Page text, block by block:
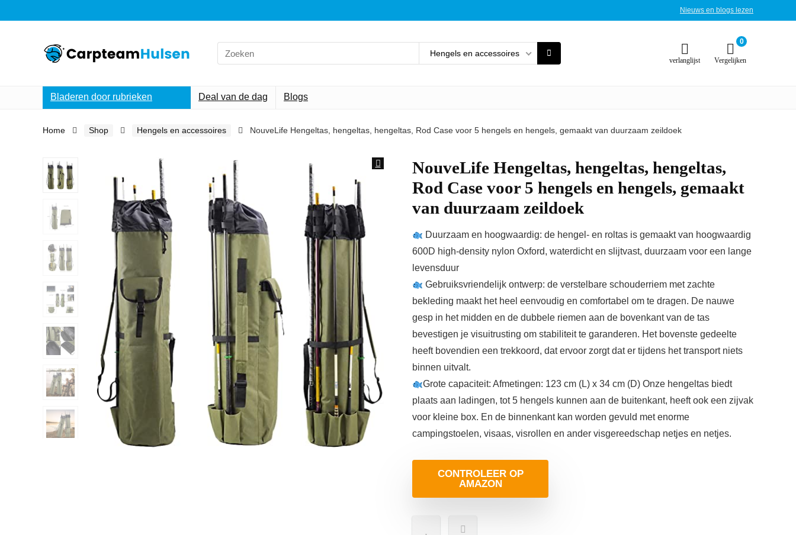
Nieuws en blogs lezen
Search
for:
Hengels en accessoires
verlanglijst
0
Vergelijken
Bladeren door rubrieken Deal van de dag Blogs
Home Shop Hengels en accessoires NouveLife Hengeltas, hengeltas, hengeltas, Rod Case voor 5 hengels en hengels, gemaakt van duurzaam zeildoek
NouveLife Hengeltas, hengeltas, hengeltas,
Rod Case voor 5 hengels en hengels, gemaakt
van duurzaam zeildoek
Duurzaam en hoogwaardig: de hengel- en roltas is gemaakt van hoogwaardig
600D high-density nylon Oxford, waterdicht en slijtvast, duurzaam voor een lange
levensduur
Gebruiksvriendelijk ontwerp: de verstelbare schouderriem met zachte
bekleding maakt het heel eenvoudig en comfortabel om te dragen. De nauwe
gesp in het midden en de dubbele riemen aan de bovenkant van de tas
bevestigen je visuitrusting om stabiliteit te garanderen. Het bovenste gedeelte
heeft bovendien een trekkoord, dat ervoor zorgt dat er tijdens het transport niets
binnen uitvalt.
Grote capaciteit: Afmetingen: 123 cm (L) x 34 cm (D) Onze hengeltas biedt
plaats aan ladingen, tot 5 hengels kunnen aan de buitenkant, heeft ook een zijvak
voor kleine box. En de binnenkant kan worden gevuld met enorme
campingstoelen, visaas, visrollen en ander visgereedschap netjes en netjes.
CONTROLEER OP
AMAZON